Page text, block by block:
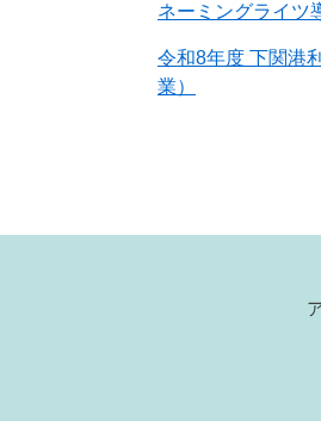
ネーミングライツ
令和8年度 下関港
業）